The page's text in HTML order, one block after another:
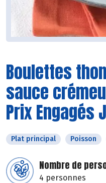
Boulettes
sauce
Prix Engagés
Plat principal Poisson
Nombre de
4 personnes